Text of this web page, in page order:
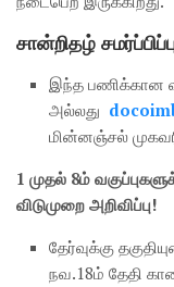
சான்றிதழ்
இந்த
அல்லது
மின்னஞ்சல்
1 முதல் 8ம்
விடுமுறை அறிவிப்பு!
தேர்வுக்கு
நவ.18ம் தேதி